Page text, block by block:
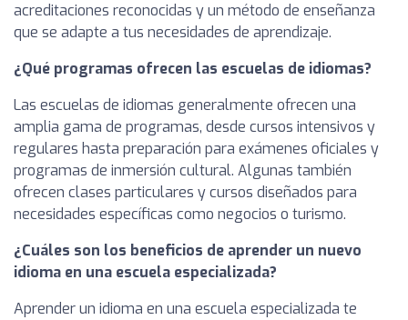
acreditaciones reconocidas y un método de enseñanza
que se adapte a tus necesidades de aprendizaje.
¿Qué programas ofrecen las escuelas de idiomas?
Las escuelas de idiomas generalmente ofrecen una
amplia gama de programas, desde cursos intensivos y
regulares hasta preparación para exámenes oficiales y
programas de inmersión cultural. Algunas también
ofrecen clases particulares y cursos diseñados para
necesidades específicas como negocios o turismo.
¿Cuáles son los beneficios de aprender un nuevo
idioma en una escuela especializada?
Aprender un idioma en una escuela especializada te